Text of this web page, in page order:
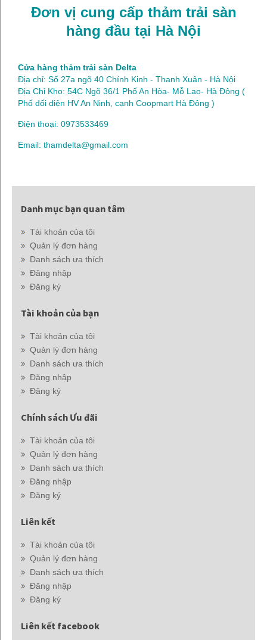
Đơn vị cung cấp thảm trải sàn
hàng đầu tại Hà Nội
Cửa hàng thảm trải sàn Delta
Địa chỉ: Số 27a ngõ 40 Chính Kinh - Thanh Xuân - Hà Nội
Địa Chỉ Kho: 54C Ngõ 36/1 Phố An Hòa- Mỗ Lao- Hà Đông (
Phố đối diện HV An Ninh, cạnh Coopmart Hà Đông )
Điện thoại: 0973533469
Email: thamdelta@gmail.com
Danh mục bạn quan tâm
Tài khoản của tôi
Quản lý đơn hàng
Danh sách ưa thích
Đăng nhập
Đăng ký
Tài khoản của bạn
Tài khoản của tôi
Quản lý đơn hàng
Danh sách ưa thích
Đăng nhập
Đăng ký
Chính sách Ưu đãi
Tài khoản của tôi
Quản lý đơn hàng
Danh sách ưa thích
Đăng nhập
Đăng ký
Liên kết
Tài khoản của tôi
Quản lý đơn hàng
Danh sách ưa thích
Đăng nhập
Đăng ký
Liên kết facebook